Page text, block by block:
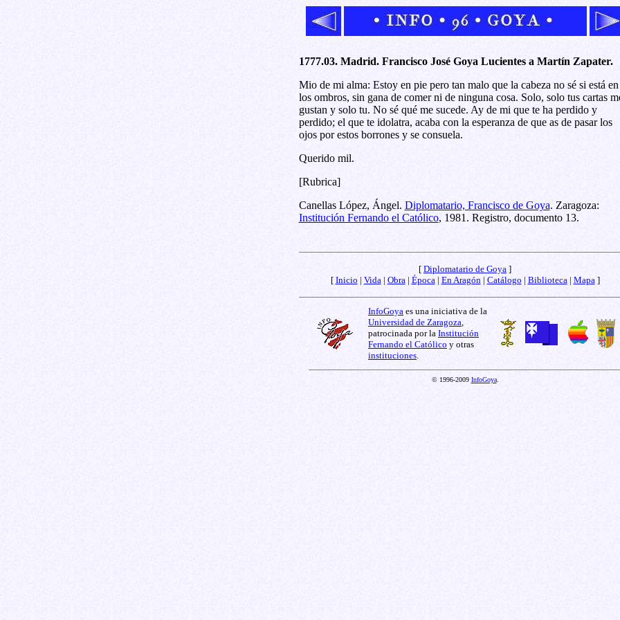
1777.03. Madrid. Francisco José Goya Lucientes a Martín Zapater.
Mio de mi alma: Estoy en pie pero tan malo que la cabeza no sé si está en
los ombros, sin gana de comer ni de ninguna cosa. Solo, solo tus cartas
gustan y solo tu. No sé qué me sucede. Ay de mi que te ha perdido y
perdido; el que te idolatra, acaba con la esperanza de que as de pasar los
ojos por estos borrones y se consuela.
Querido mil.
[Rubrica]
Canellas López, Ángel. Diplomatario, Francisco de Goya. Zaragoza:
Institución Fernando el Católico, 1981. Registro, documento 13.
[ Diplomatario de Goya ]
[ Inicio | Vida | Obra | Época | En Aragón | Catálogo | Biblioteca | Mapa ]
InfoGoya es una iniciativa de la
Universidad de Zaragoza
patrocinada por la Institución
Fernando el Católico y otras
instituciones
© 1996-2009 InfoGoya.